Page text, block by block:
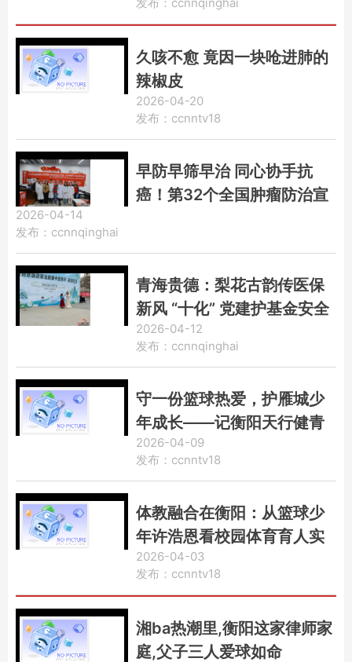
久咳不愈 竟因一块呛进肺的
辣椒皮
2026-04-20
发布：ccnntv18
早防早筛早治 同心协手抗
癌！第32个全国肿瘤防治宣
2026-04-14
发布：ccnnqinghai
青海贵德：梨花古韵传医保
新风 “十化” 党建护基金安全
2026-04-12
发布：ccnnqinghai
守一份篮球热爱，护雁城少
年成长——记衡阳天行健青
少年篮球俱乐部王建群
2026-04-09
发布：ccnntv18
体教融合在衡阳：从篮球少
年许浩恩看校园体育育人实
践
2026-04-03
发布：ccnntv18
湘ba热潮里,衡阳这家律师家
庭,父子三人爱球如命